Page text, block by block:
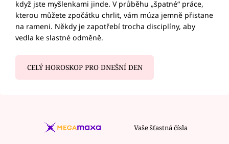
když jste myšlenkami jinde. V průběhu „špatné“ práce,
kterou můžete zpočátku chrlit, vám múza jemně přistane
na rameni. Někdy je zapotřebí trocha disciplíny, aby
vedla ke slastné odměně.
CELÝ HOROSKOP PRO DNEŠNÍ DEN
Vaše šťastná čísla